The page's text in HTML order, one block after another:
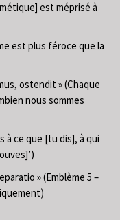
est méprisé à
est plus féroce que la
ostendit » (Chaque
nous sommes
à ce que [tu dis], à qui
» (Emblème 5 –